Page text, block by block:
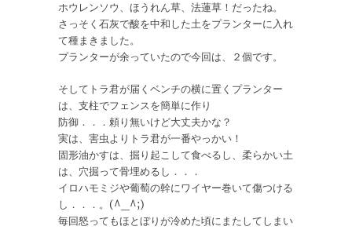
ホウレンソウ、ほうれん草、法蓮草！だったね。
さっそく石灰で酸を中和した土をプランターに入れ
て種まきました。
プランターが余っていたので今回は、２個です。
そしてトラ君が届くベンチの横に置くプランター
は、支柱でフェンスを簡単に作り
防御．．．頼り無いけど大丈夫かな？
実は、害虫よりトラ君が一番やっかい！
固形油かすは、掘り起こして食べるし、柔らかい土
は、穴掘って骨埋めるし．．．
イロハモミジや葡萄の幹にワイヤー巻いて傷つける
し．．．。(^_^;)
毎回怒ってもほとぼりが冷めた頃にまたしてしまい